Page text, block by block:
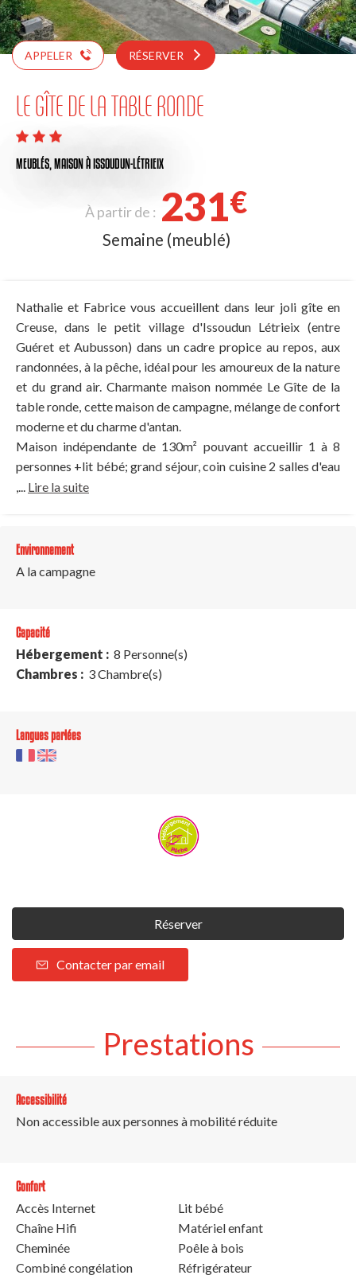
APPELER RÉSERVER
LE GÎTE DE LA TABLE RONDE
MEUBLÉS, MAISONÀ ISSOUDUN-LÉTRIEIX
À partir de : 231€
Semaine (meublé)
Nathalie et Fabrice vous accueillent dans leur joli gîte en
Creuse, dans le petit village d'Issoudun Létrieix (entre
Guéret et Aubusson) dans un cadre propice au repos, aux
randonnées, à la pêche, idéal pour les amoureux de la nature
et du grand air. Charmante maison nommée Le Gîte de la
table ronde, cette maison de campagne, mélange de confort
moderne et du charme d'antan.
Maison indépendante de 130m² pouvant accueillir 1 à 8
personnes +lit bébé; grand séjour, coin cuisine 2 salles d'eau
Lire la suite
Environnement
A la campagne
Capacité
Hébergement : 8 Personne(s)
Chambres : 3 Chambre(s)
Langues parlées
Réserver
Contacter par email
Prestations
Accessibilité
Non accessible aux personnes à mobilité réduite
Confort
Accès Internet
Chaîne Hifi
Cheminée
Combiné congélation
Lit bébé
Matériel enfant
Poêle à bois
Réfrigérateur